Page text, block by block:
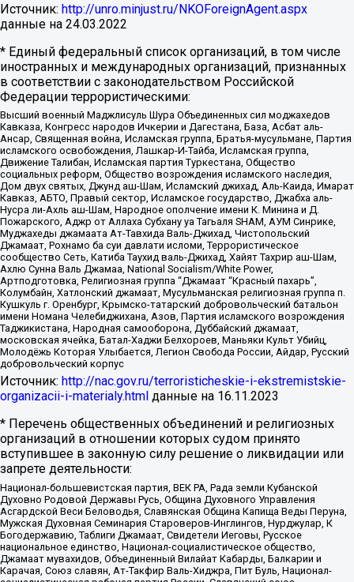
Источник: http://unro.minjust.ru/NKOForeignAgent.aspx
данные на 24.03.2022
* Единый федеральный список организаций, в том числе
иностранных и международных организаций, признанных
в соответствии с законодательством Российской
Федерации террористическими:
Высший военный Маджлисуль Шура Объединенных сил моджахедов
Кавказа, Конгресс народов Ичкерии и Дагестана, База, Асбат аль-
Ансар, Священная война, Исламская группа, Братья-мусульмане, Партия
исламского освобождения, Лашкар-И-Тайба, Исламская группа,
Движение Талибан, Исламская партия Туркестана, Общество
социальных реформ, Общество возрождения исламского наследия,
Дом двух святых, Джунд аш-Шам, Исламский джихад, Аль-Каида, Имарат
Кавказ, АБТО, Правый сектор, Исламское государство, Джабха аль-
Нусра ли-Ахль аш-Шам, Народное ополчение имени К. Минина и Д.
Пожарского, Аджр от Аллаха Субхану уа Тагьаля SHAM, АУМ Синрике,
Муджахеды джамаата Ат-Тавхида Валь-Джихад, Чистопольский
Джамаат, Рохнамо ба суи давлати исломи, Террористическое
сообщество Сеть, Катиба Таухид валь-Джихад, Хайят Тахрир аш-Шам,
Ахлю Сунна Валь Джамаа, National Socialism/White Power,
Артподготовка, Религиозная группа “Джамаат “Красный пахарь”,
Колумбайн, Хатлонский джамаат, Мусульманская религиозная группа п.
Кушкуль г. Оренбург, Крымско-татарский добровольческий батальон
имени Номана Челебиджихана, Азов, Партия исламского возрождения
Таджикистана, Народная самооборона, Дуббайский джамаат,
московская ячейка, Батал-Хаджи Белхороев, Маньяки Культ Убийц,
Молодёжь Которая Улыбается, Легион Свобода России, Айдар, Русский
добровольческий корпус
Источник: http://nac.gov.ru/terroristicheskie-i-ekstremistskie-
organizacii-i-materialy.html данные на 16.11.2023
* Перечень общественных объединений и религиозных
организаций в отношении которых судом принято
вступившее в законную силу решение о ликвидации или
запрете деятельности:
Национал-большевистская партия, ВЕК РА, Рада земли Кубанской
Духовно Родовой Державы Русь, Община Духовного Управления
Асгардской Веси Беловодья, Славянская Община Капища Веды Перуна,
Мужская Духовная Семинария Староверов-Инглингов, Нурджулар, К
Богодержавию, Таблиги Джамаат, Свидетели Иеговы, Русское
национальное единство, Национал-социалистическое общество,
Джамаат мувахидов, Объединенный Вилайат Кабарды, Балкарии и
Карачая, Союз славян, Ат-Такфир Валь-Хиджра, Пит Буль, Национал-